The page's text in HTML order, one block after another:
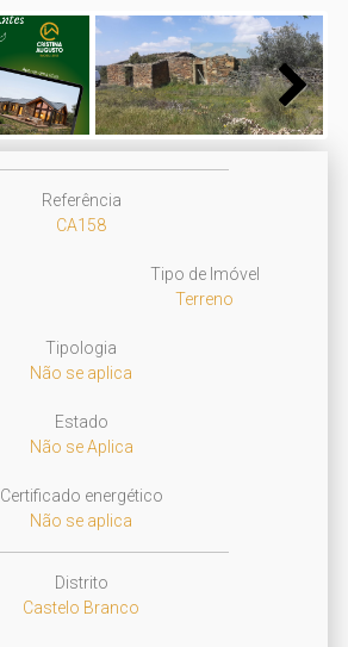
Next
Referência
CA158
Tipo de Imóvel
Terreno
Tipologia
Não se aplica
Estado
Não se Aplica
Certificado energético
Não se aplica
Distrito
Castelo Branco